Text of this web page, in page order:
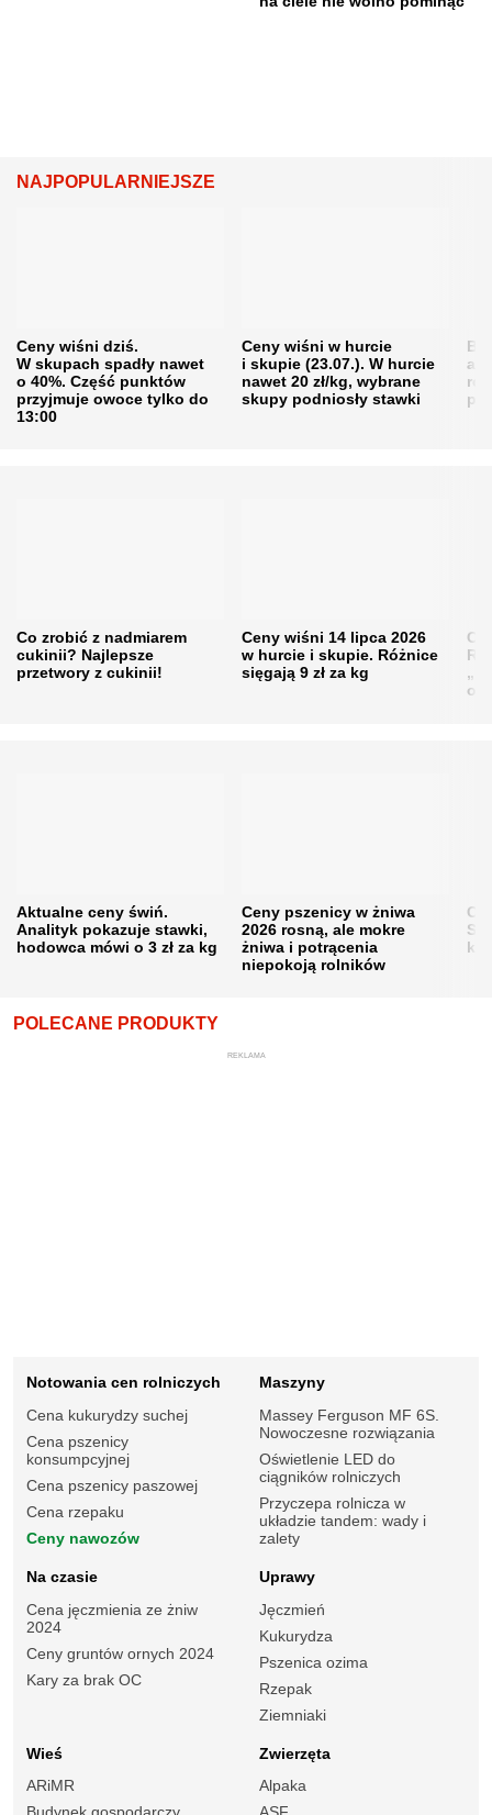
NAJPOPULARNIEJSZE
Ceny wiśni dziś.
W skupach spadły nawet
o 40%. Część punktów
przyjmuje owoce tylko do
13:00
Ceny wiśni w hurcie
i skupie (23.07.). W hurcie
nawet 20 zł/kg, wybrane
skupy podniosły stawki
Co zrobić z nadmiarem
cukinii? Najlepsze
przetwory z cukinii!
Ceny wiśni 14 lipca 2026
w hurcie i skupie. Różnice
sięgają 9 zł za kg
Aktualne ceny świń.
Analityk pokazuje stawki,
hodowca mówi o 3 zł za kg
Ceny pszenicy w żniwa
2026 rosną, ale mokre
żniwa i potrącenia
niepokoją rolników
POLECANE PRODUKTY
REKLAMA
Notowania cen rolniczych
Cena kukurydzy suchej
Cena pszenicy
konsumpcyjnej
Cena pszenicy paszowej
Cena rzepaku
Ceny nawozów
Maszyny
Massey Ferguson MF 6S.
Nowoczesne rozwiązania
Oświetlenie LED do
ciągników rolniczych
Przyczepa rolnicza w
układzie tandem: wady i
zalety
Na czasie
Cena jęczmienia ze żniw
2024
Ceny gruntów ornych 2024
Kary za brak OC
Uprawy
Jęczmień
Kukurydza
Pszenica ozima
Rzepak
Ziemniaki
Wieś
ARiMR
Zwierzęta
Alpaka